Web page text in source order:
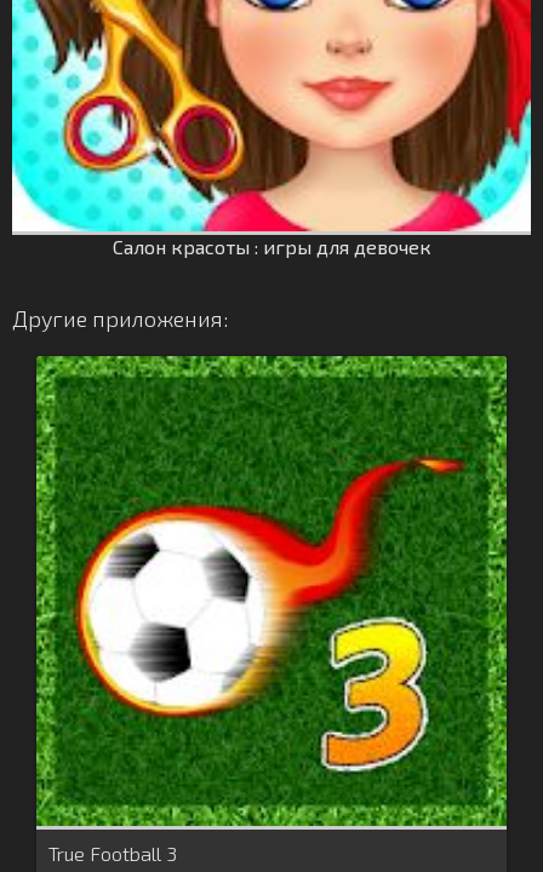
Салон красоты : игры для девочек
Другие приложения:
True Football 3